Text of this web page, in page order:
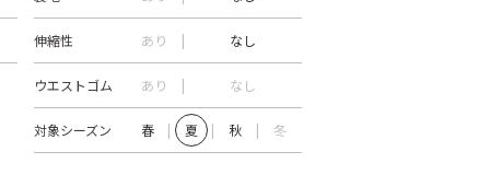
伸縮性 あり なし
ウエストゴム あり なし
対象シーズン 春 夏 秋 冬